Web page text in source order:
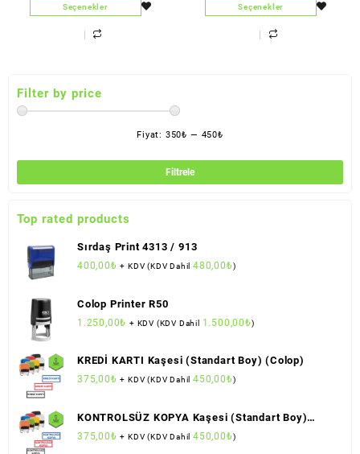
Seçenekler Seçenekler
Filter by price
Filtrele
Fiyat: 350₺ — 450₺
Top rated products
Sırdaş Print 4313 / 913
400,00₺ + KDV (KDV Dahil480,00₺)
Colop Printer R50
1.250,00₺ + KDV (KDV Dahil 1.500,00₺)
KREDİ KARTI Kaşesi (Standart Boy) (Colop)
375,00₺ + KDV (KDV Dahil450,00₺)
KONTROLSÜZ KOPYA Kaşesi (Standart Boy)
(Colop)
375,00₺ + KDV (KDV Dahil450,00₺)